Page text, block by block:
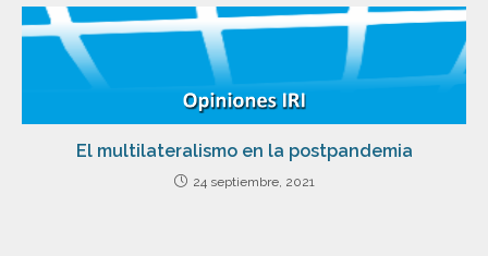
El multilateralismo en la postpandemia
24 septiembre, 2021